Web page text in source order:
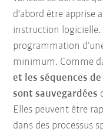
d’abord être apprise
instruction logicielle.
programmation
minimum. Comme
et les séquences
sont sauvegardées
Elles peuvent être
dans des processus